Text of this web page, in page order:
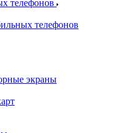
телефонов
экраны